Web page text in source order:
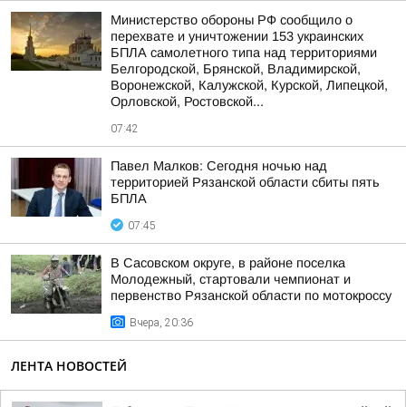
Министерство обороны РФ сообщило о
перехвате и уничтожении 153 украинских
БПЛА самолетного типа над территориями
Белгородской, Брянской, Владимирской,
Воронежской, Калужской, Курской, Липецкой,
Орловской, Ростовской...
07:42
Павел Малков: Сегодня ночью над
территорией Рязанской области сбиты пять
БПЛА
07:45
В Сасовском округе, в районе поселка
Молодежный, стартовали чемпионат и
первенство Рязанской области по мотокроссу
Вчера, 20:36
ЛЕНТА НОВОСТЕЙ